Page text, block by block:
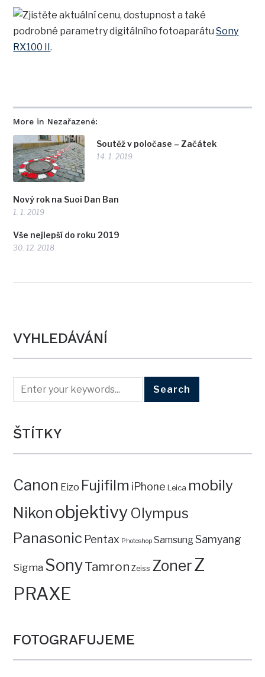
More in Nezařazené:
Soutěž v poločase – Začátek
14. 1. 2019
Nový rok na Suoi Dan Ban
1. 1. 2019
Vše nejlepší do roku 2019
30. 12. 2018
Zjistěte aktuální cenu, dostupnost a také
podrobné parametry digitálního fotoaparátuSony
RX100 II.
VYHLEDÁVÁNÍ
ŠTÍTKY
Canon Eizo Fujifilm iPhone Leica mobily
Nikon objektivy Olympus
Panasonic Pentax Photoshop SamsungSamyang
Sigma SonyTamron Zeiss ZonerZ
PRAXE
FOTOGRAFUJEME